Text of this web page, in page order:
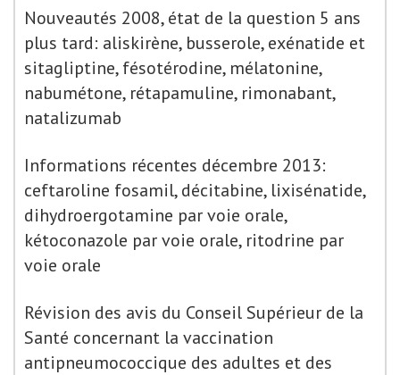
Nouveautés 2008, état de la question 5 ans
plus tard: aliskirène, busserole, exénatide et
sitagliptine, fésotérodine, mélatonine,
nabumétone, rétapamuline, rimonabant,
natalizumab
Informations récentes décembre 2013:
ceftaroline fosamil, décitabine, lixisénatide,
dihydroergotamine par voie orale,
kétoconazole par voie orale, ritodrine par
voie orale
Révision des avis du Conseil Supérieur de la
Santé concernant la vaccination
antipneumococcique des adultes et des